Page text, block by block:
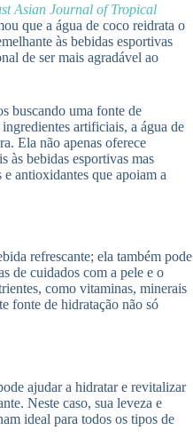
Asian Journal of Tropical
que a água de coco reidrata o
às bebidas esportivas
de ser mais agradável ao
buscando uma fonte de
artificiais, a água de
Ela não apenas oferece
às bebidas esportivas mas
antioxidantes que apoiam a
refrescante; ela também pode
de cuidados com a pele e o
como vitaminas, minerais
fonte de hidratação não só
ajudar a hidratar e revitalizar
Neste caso, sua leveza e
ideal para todos os tipos de